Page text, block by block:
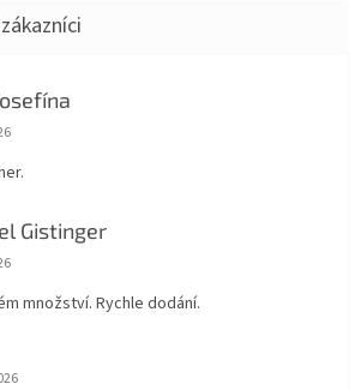
obchodu je 5 z 5 hvězdiček.
Gistinger
obchodu je 5 z 5 hvězdiček.
množství. Rychle dodání.
obchodu je 5 z 5 hvězdiček.